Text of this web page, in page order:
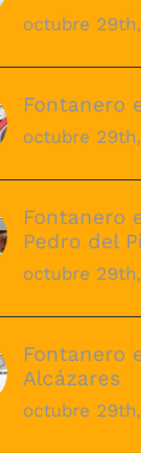
octubre
Fontanero
octubre
Fontanero
Pedro del
octubre
Fontanero
Alcázares
octubre